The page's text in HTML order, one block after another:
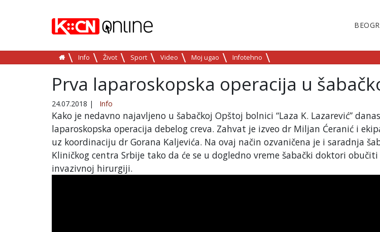
Info Život Sport Video Moj ugao Infotehno
Prva laparoskopska operacija u
24.07.2018 | Info
Kako je nedavno najavljeno u šabačkoj Opštoj bolnici “Laza K. Lazarević”
laparoskopska operacija debelog creva. Zahvat je izveo dr Miljan Ćeranić i
uz koordinaciju dr Gorana Kaljevića. Na ovaj način ozvaničena je i saradnja
Kliničkog centra Srbije tako da će se u dogledno vreme šabački doktori
invazivnoj hirurgiji.